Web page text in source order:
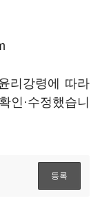
리강령에 따라
·수정했습니